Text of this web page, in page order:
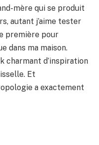
mère qui se produit
autant j’aime tester
première pour
dans ma maison.
charmant d’inspiration
Et
a exactement